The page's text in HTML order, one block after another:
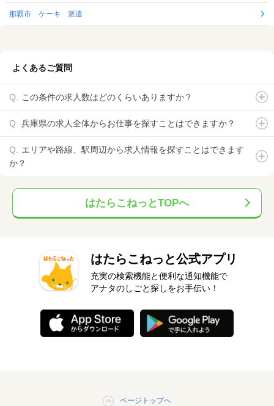
那覇市 ケーキ 派遣
よくあるご質問
この条件の求人数はどのくらいありますか？
兵庫県の求人全体からお仕事を探すことはできますか？
エリアや路線、駅周辺から求人情報を探すことはできます
か？
はたらこねっとTOPへ
はたらこねっと公式アプリ
充実の検索機能と便利な通知機能で
アナタのしごと探しをお手伝い！
ページトップへ